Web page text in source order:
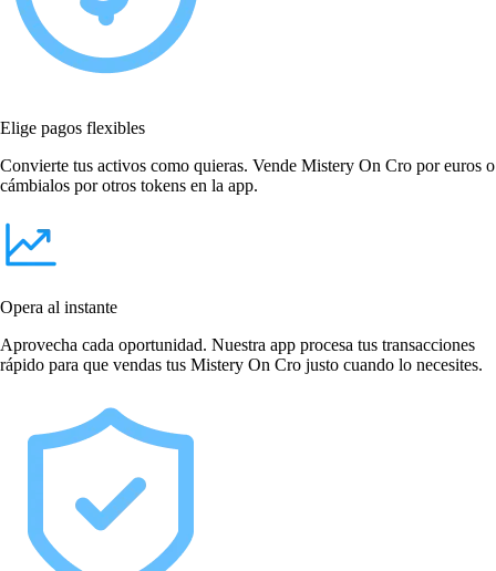
Elige pagos flexibles
Convierte tus activos como quieras. Vende Mistery On Cro por euros o
cámbialos por otros tokens en la app.
Opera al instante
Aprovecha cada oportunidad. Nuestra app procesa tus transacciones
rápido para que vendas tus Mistery On Cro justo cuando lo necesites.